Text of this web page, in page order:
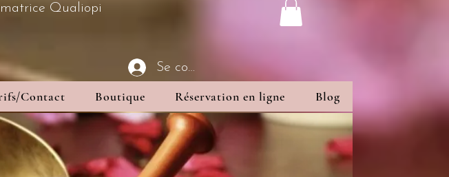
Qualiopi
Se connecter
Contact Boutique Réservation en ligne Blog